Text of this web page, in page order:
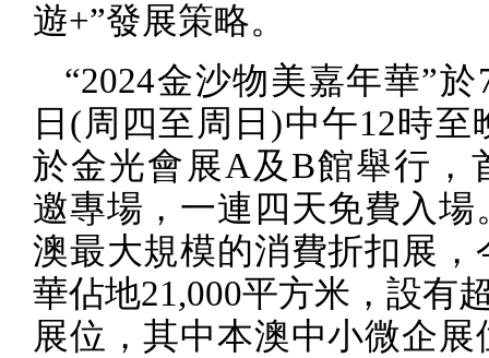
遊+”發展策略。
“2024金沙物美嘉年華”於
日 (周四至周日 )中午12時至
於金光會展A及 B館舉行，
邀專場，一連四天免費入場
澳最大規模的消費折扣展，
華佔地21,000平方米，設有
展位，其中本澳中小微企展